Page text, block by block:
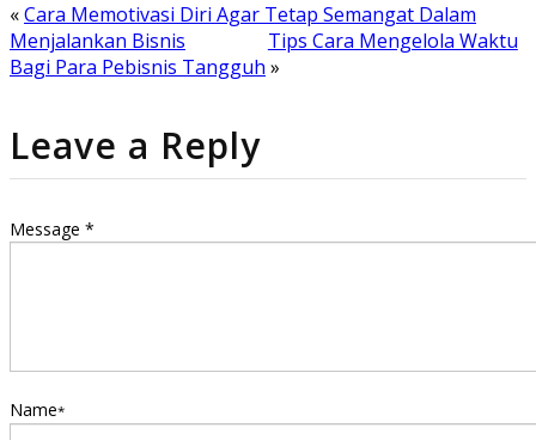
«Cara Memotivasi Diri Agar Tetap Semangat Dalam
Menjalankan Bisnis
Tips Cara Mengelola Waktu
Bagi Para Pebisnis Tangguh »
Leave a Reply
Message *
Name*